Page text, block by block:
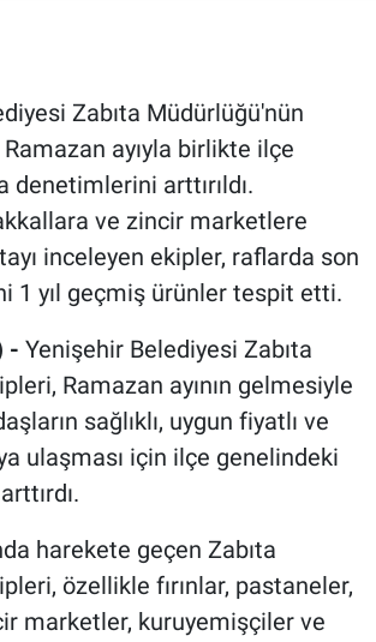
Zabıta Müdürlüğü'nün
ayıyla birlikte ilçe
denetimlerini arttırıldı.
ve zincir marketlere
inceleyen ekipler, raflarda son
1 yıl geçmiş ürünler tespit etti.
- Yenişehir Belediyesi Zabıta
Ramazan ayının gelmesiyle
sağlıklı, uygun fiyatlı ve
ulaşması için ilçe genelindeki
harekete geçen Zabıta
özellikle fırınlar, pastaneler,
marketler, kuruyemişçiler ve